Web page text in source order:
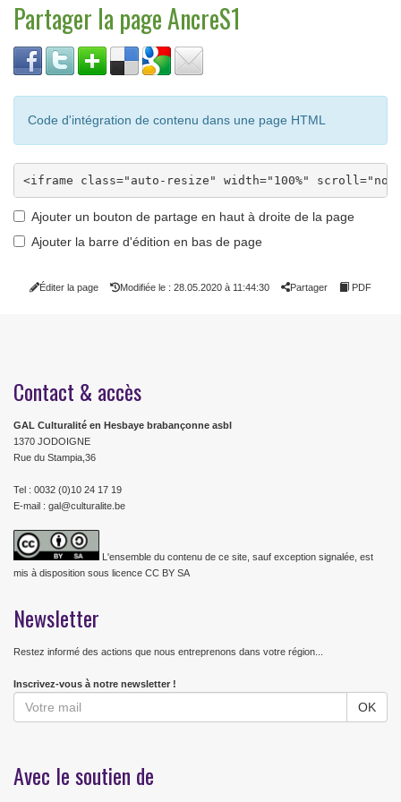
Partager la page AncreS1
Code d'intégration de contenu dans une page HTML
Ajouter un bouton de partage en haut à droite de la page
Ajouter la barre d'édition en bas de page
Éditer la page Modifiée le : 28.05.2020 à 11:44:30 Partager PDF
Contact & accès
GAL Culturalité en Hesbaye brabançonne asbl
1370 JODOIGNE
Rue du Stampia,36
Tel : 0032 (0)10 24 17 19
E-mail : gal@culturalite.be
L'ensemble du contenu de ce site, sauf exception signalée, est
mis à disposition sous licence CC BY SA
Newsletter
Restez informé des actions que nous entreprenons dans votre région...
Inscrivez-vous à notre newsletter !
Avec le soutien de